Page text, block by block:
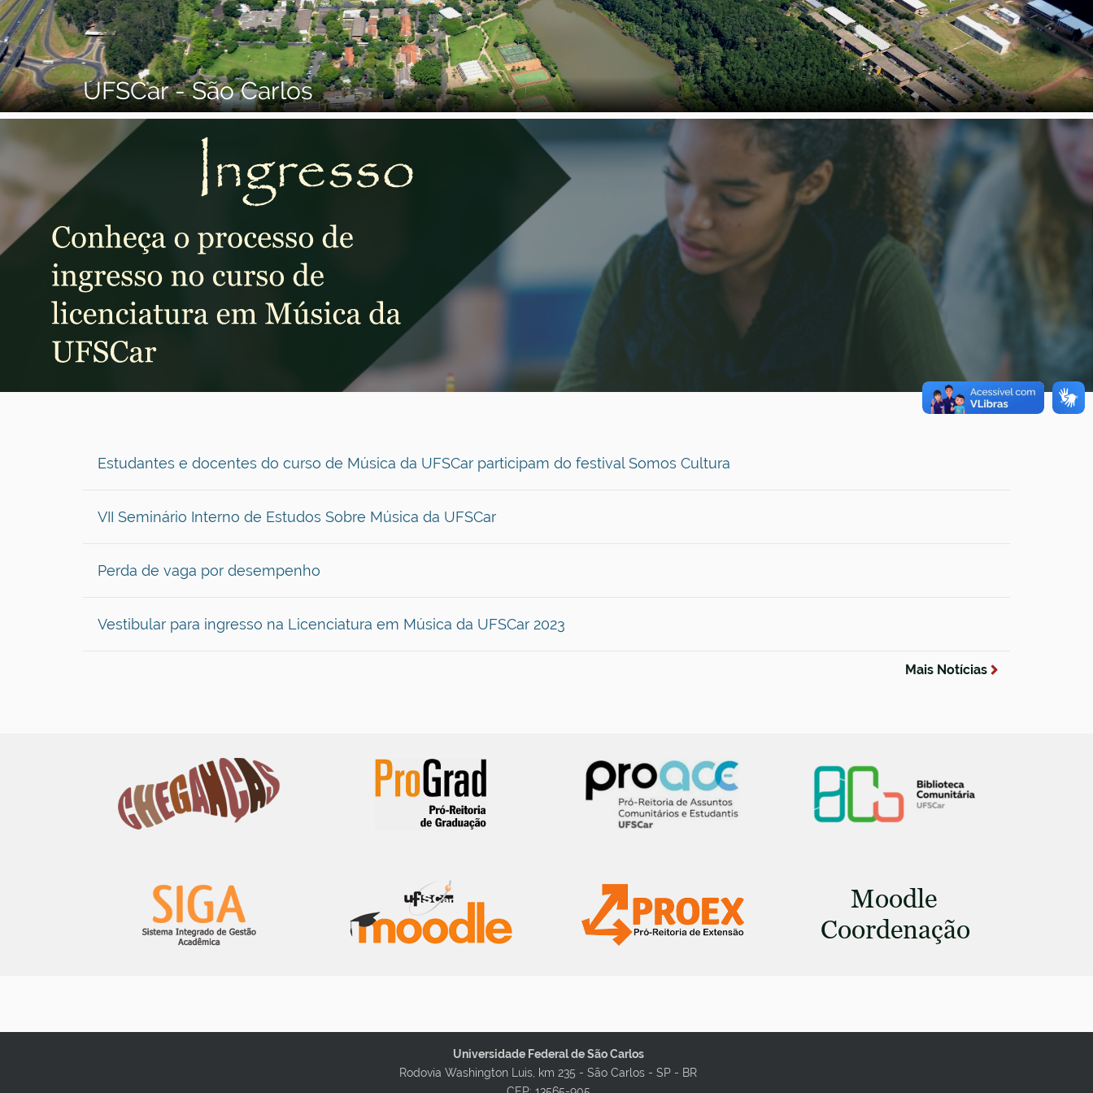
UFSCar - São Carlos
Estudantes e docentes do curso de Música da UFSCar participam do festival Somos Cultura
VII Seminário Interno de Estudos Sobre Música da UFSCar
Perda de vaga por desempenho
Vestibular para ingresso na Licenciatura em Música da UFSCar 2023
Mais Notícias
Universidade Federal de São Carlos
Rodovia Washington Luis, km 235 - São Carlos - SP - BR